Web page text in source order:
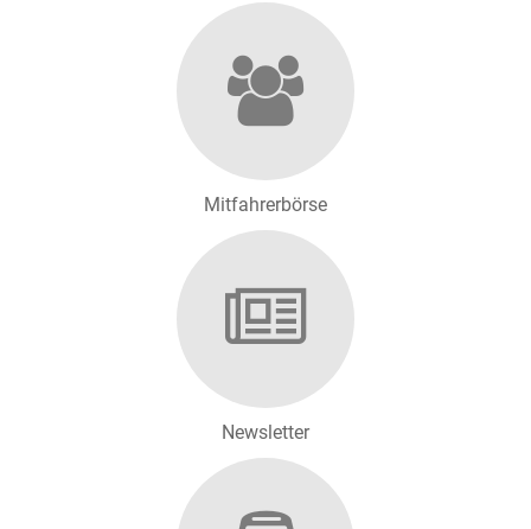
Mitfahrerbörse
Newsletter